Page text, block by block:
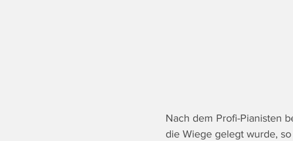
Nach dem Profi-Pianisten
die Wiege gelegt wurde,